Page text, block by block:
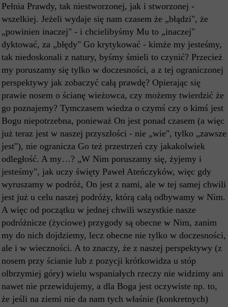
Pełnia Prawdy, tak niestworzonej, jak i stworzonej -
wszelkiej. Jeżeli wydaje się nam czasem że „błądzi", że
„powinien inaczej" - i chcielibyśmy Mu to „inaczej"
dyktować, za „błędy" Go krytykować - kimże my jesteśmy,
tak niedoskonali z natury, byśmy śmieli to czynić? Przecież
my poruszamy się tylko w doczesności, a z tej ograniczonej
perspektywy jak zobaczyć całą prawdę? Opierając się
prawie nosem o ścianę wieżowca, czy możemy twierdzić że
go poznajemy? Tymczasem wiedza o czymś czy o kimś jest
Bogu niepotrzebna, ponieważ On jest ponad czasem (a więc
już teraz jest w naszej przyszłości - nie „wie", tylko „zawsze
jest"), nie ogranicza Go też przestrzeń czy jakakolwiek
odległość. A my…? „W Nim poruszamy się, żyjemy i
jesteśmy", jak uczy święty Paweł Ateńczyków, więc gdy
wyruszamy w podróż, On jest z nami, ale w tej samej chwili
jest już u celu naszej podróży, którą całą odbywamy w Nim.
A więc od początku w jednej chwili wszystkie nasze
podróżnicze (życiowe) przygody są obecne w Nim, zanim
my do nich dojdziemy, lecz obecne nie tylko w doczesności,
ale i w wieczności. A to znaczy, że z naszej perspektywy (z
nosem przy ścianie lub z pozycji krótkowidza u stóp
olbrzymiej góry) wielu wspaniałych rzeczy nie widzimy ani
nawet nie przewidujemy, a dla Boga jest oczywiste np. to,
że jeśli na ziemi nie da nam tych właśnie (konkretnych)